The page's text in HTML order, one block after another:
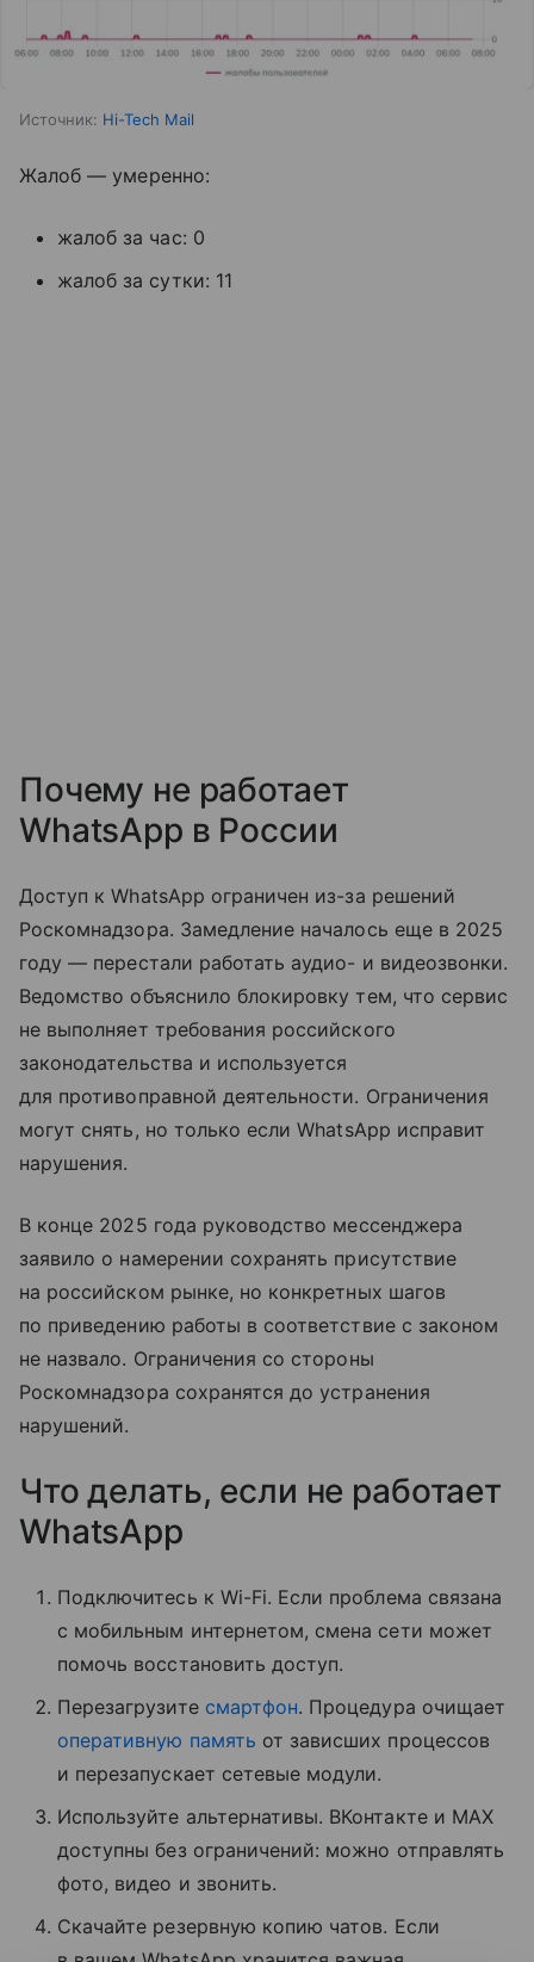
Источник: Hi-Tech Mail
Жалоб — умеренно:
жалоб за час: 0
жалоб за сутки: 11
Почему не работает
WhatsApp в России
Доступ к WhatsApp ограничен из-за решений
Роскомнадзора. Замедление началось еще в 2025
году — перестали работать аудио- и видеозвонки.
Ведомство объяснило блокировку тем, что сервис
не выполняет требования российского
законодательства и используется
для противоправной деятельности. Ограничения
могут снять, но только если WhatsApp исправит
нарушения.
В конце 2025 года руководство мессенджера
заявило о намерении сохранять присутствие
на российском рынке, но конкретных шагов
по приведению работы в соответствие с законом
не назвало. Ограничения со стороны
Роскомнадзора сохранятся до устранения
нарушений.
Что делать, если не работает
WhatsApp
Подключитесь к Wi-Fi. Если проблема связана
с мобильным интернетом, смена сети может
помочь восстановить доступ.
Перезагрузите смартфон. Процедура очищает
оперативную память от зависших процессов
и перезапускает сетевые модули.
Используйте альтернативы. ВКонтакте и MAX
доступны без ограничений: можно отправлять
фото, видео и звонить.
Скачайте резервную копию чатов. Если